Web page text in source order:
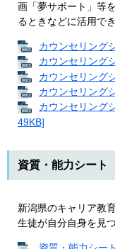
画「夢サポート」等
るときなどに活用で
カウンセリング
カウンセリング
カウンセリング
カウンセリング
カウンセリング
49KB]
資質・能力シート
新潟県のキャリア教
生徒が自分自身を見